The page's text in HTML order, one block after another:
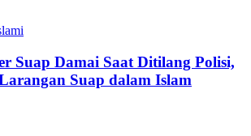
Suap Damai Saat Ditilang Polisi,
Suap dalam Islam